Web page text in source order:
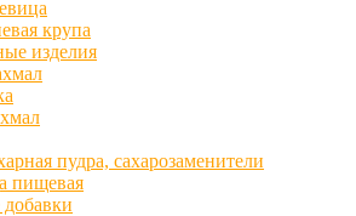
крупа
изделия
пудра, сахарозаменители
пищевая